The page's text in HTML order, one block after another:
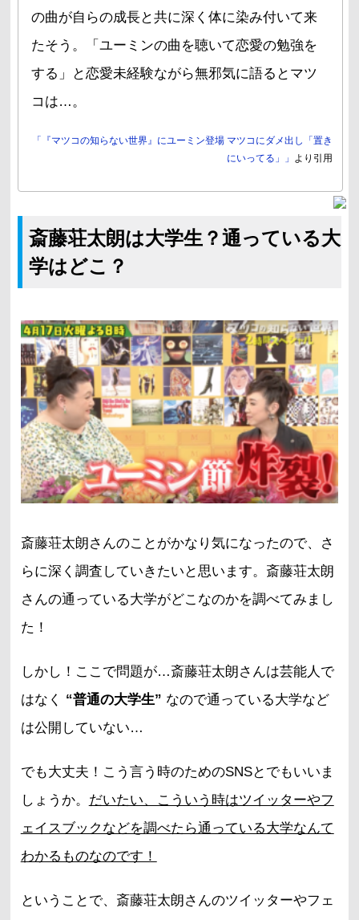
の曲が自らの成長と共に深く体に染み付いて来
たそう。「ユーミンの曲を聴いて恋愛の勉強を
する」と恋愛未経験ながら無邪気に語るとマツ
コは…。
「『マツコの知らない世界』にユーミン登場 マツコにダメ出し「置き
にいってる」」
より引用
斎藤荘太朗は大学生？通っている大
学はどこ？
斎藤荘太朗さんのことがかなり気になったので、さ
らに深く調査していきたいと思います。斎藤荘太朗
さんの通っている大学がどこなのかを調べてみまし
た！
しかし！ここで問題が…斎藤荘太朗さんは芸能人で
はなく
“普通の大学生” なので通っている大学など
は公開していない…
でも大丈夫！こう言う時のためのSNSとでもいいま
しょうか。 だいたい、こういう時はツイッターやフ
ェイスブックなどを調べたら通っている大学なんて
わかるものなのです！
ということで、斎藤荘太朗さんのツイッターやフェ